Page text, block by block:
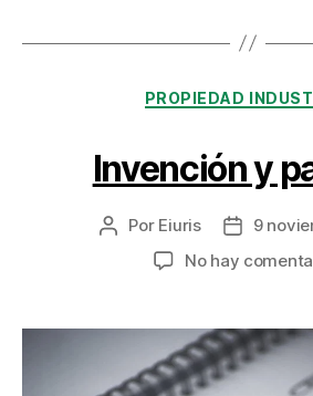
PROPIEDAD
Invención y
Autor
Por Eiuris
Fecha
la
9
No hay